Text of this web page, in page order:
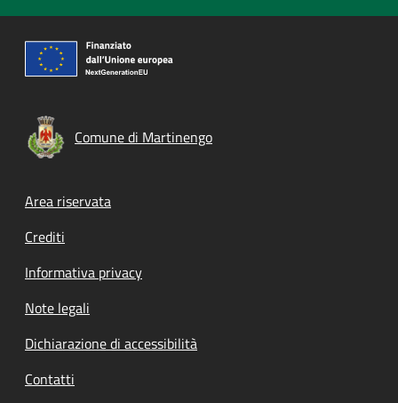
Comune di Martinengo
Footer menu
Area riservata
Crediti
Informativa privacy
Note legali
Dichiarazione di accessibilità
Contatti